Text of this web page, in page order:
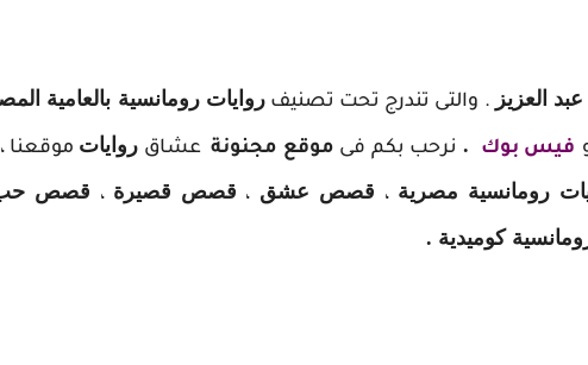
العزيز . والتى تندرج تحت تصنيفروايات رومانسية بالعامية
فيس بوك . نرحب بكم فى موقع مجنونة عشاق روايات موقعنا
رومانسية مصرية ، قصص عشق ، قصص قصيرة ، قصص
كوميدية .